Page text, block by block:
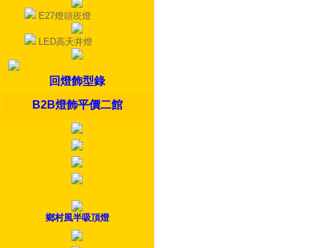
E27燈頭崁燈
LED高天井燈
回燈飾型錄
B2B燈飾平價二館
鄉村風半吸頂燈